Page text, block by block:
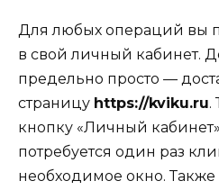
Для любых операций вы
в свой личный кабинет.
предельно просто —
страницу https://kviku.ru.
кнопку «Личный
потребуется один раз
необходимое окно.